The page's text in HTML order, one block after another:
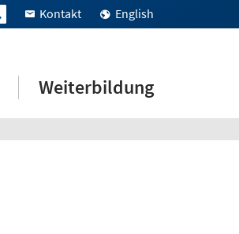
Kontakt English
Weiterbildung